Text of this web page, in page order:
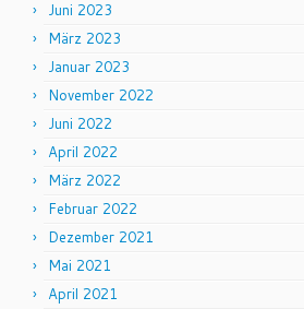
Juni 2023
März 2023
Januar 2023
November 2022
Juni 2022
April 2022
März 2022
Februar 2022
Dezember 2021
Mai 2021
April 2021